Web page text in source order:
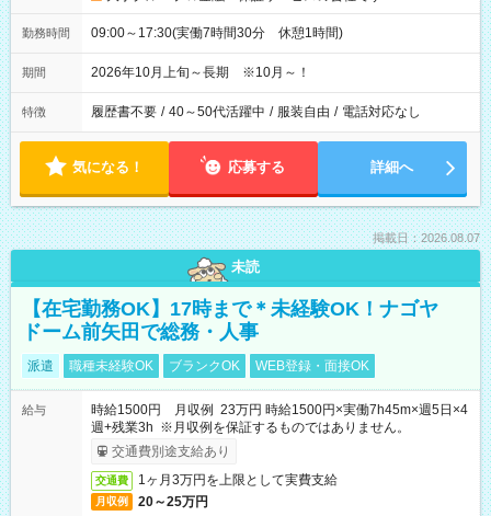
勤務時間 09:00～17:30(実働7時間30分 休憩1時間)
期間 2026年10月上旬～長期 ※10月～！
特徴 履歴書不要 / 40～50代活躍中 / 服装自由 / 電話対応なし
気になる！ 応募する 詳細へ
掲載日：2026.08.07
未読
【在宅勤務OK】17時まで＊未経験OK！ナゴヤ
ドーム前矢田で総務・人事
派遣 職種未経験OK ブランクOK WEB登録・面接OK
給与
時給1500円 月収例 23万円 時給1500円×実働7h45m×週5日×4
週+残業3h ※月収例を保証するものではありません。
交通費別途支給あり
交通費 1ヶ月3万円を上限として実費支給
月収例 20～25万円